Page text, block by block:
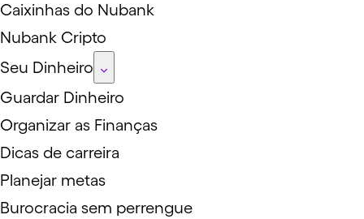
Caixinhas do Nubank
Nubank Cripto
Seu Dinheiro
Guardar Dinheiro
Organizar as Finanças
Dicas de carreira
Planejar metas
Burocracia sem perrengue